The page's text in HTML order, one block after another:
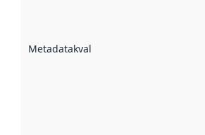
Metadatakvalitet